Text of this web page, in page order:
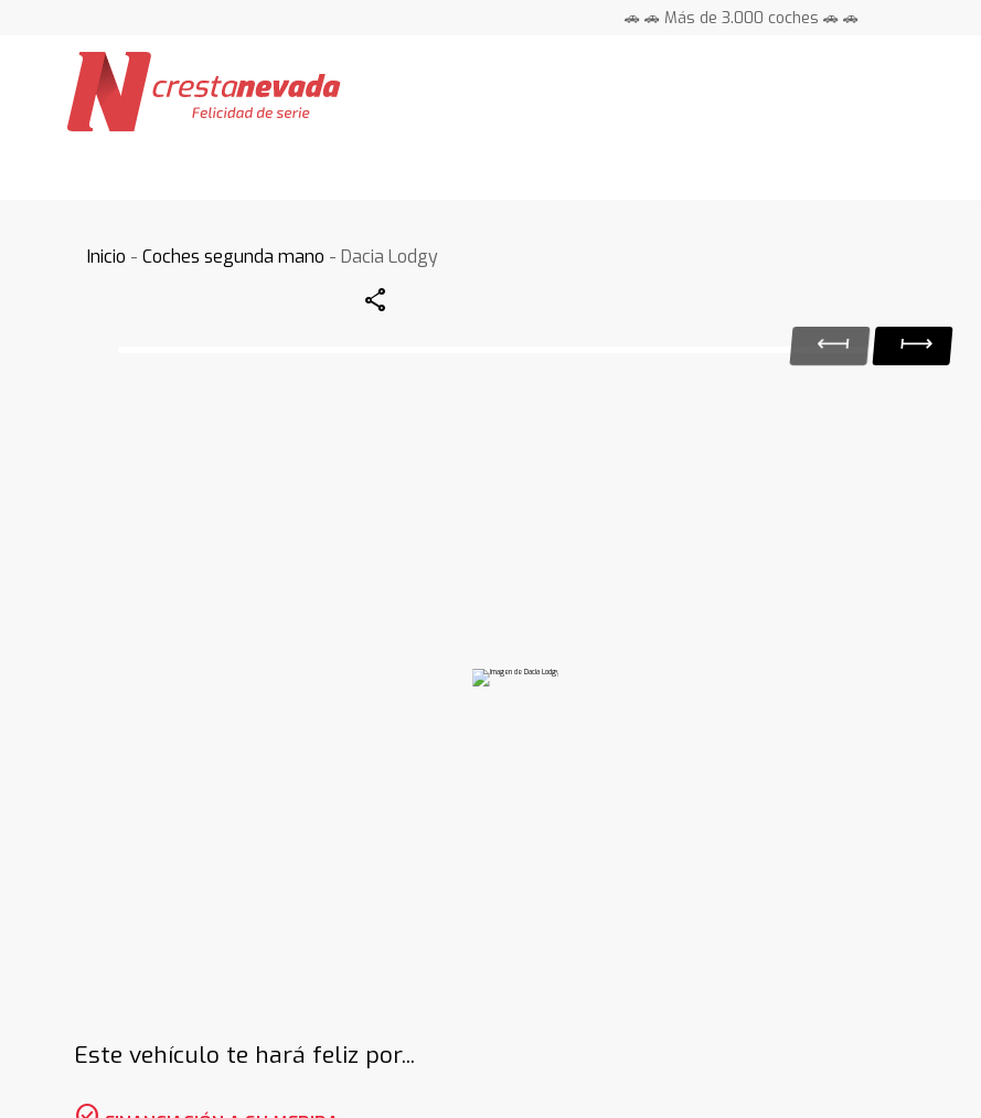
🚗 🚗 Más de 3.000 coches 🚗 🚗
Inicio -Coches segunda mano - Dacia Lodgy
Share
Este vehículo te hará feliz por...